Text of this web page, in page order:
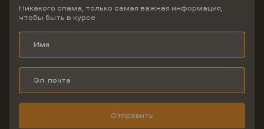
Никакого спама, только самая важная информация,
чтобы быть в курсе
Отправить